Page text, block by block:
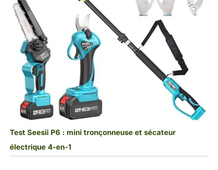
Test Seesii P6 : mini tronçonneuse et sécateur
électrique 4-en-1